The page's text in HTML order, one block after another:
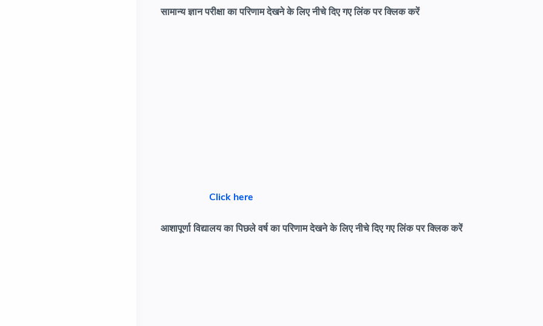
सामान्य ज्ञान परीक्षा का परिणाम देखने के लिए नीचे दिए गए लिंक पर क्लिक करें
Click here
आशापूर्णा विद्यालय का पिछले वर्ष का परिणाम देखने के लिए नीचे दिए गए लिंक पर क्लिक करें